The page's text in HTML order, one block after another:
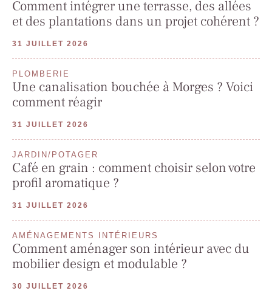
Comment intégrer une terrasse, des allées
et des plantations dans un projet cohérent ?
31 JUILLET 2026
PLOMBERIE
Une canalisation bouchée à Morges ? Voici
comment réagir
31 JUILLET 2026
JARDIN/POTAGER
Café en grain : comment choisir selon votre
profil aromatique ?
31 JUILLET 2026
AMÉNAGEMENTS INTÉRIEURS
Comment aménager son intérieur avec du
mobilier design et modulable ?
30 JUILLET 2026